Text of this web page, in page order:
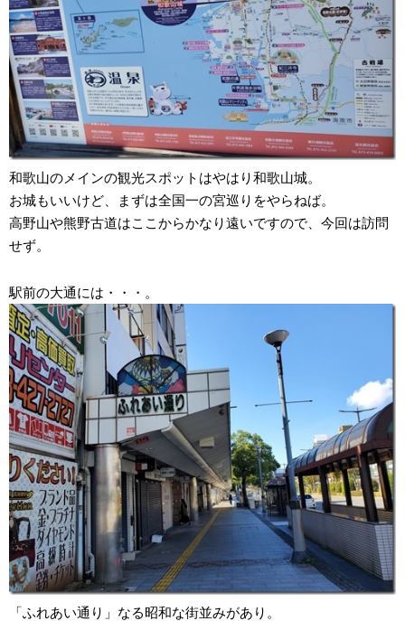
和歌山のメインの観光スポットはやはり和歌山城。
お城もいいけど、まずは全国一の宮巡りをやらねば。
高野山や熊野古道はここからかなり遠いですので、今回は訪問
せず。
駅前の大通には・・・。
「ふれあい通り」なる昭和な街並みがあり。